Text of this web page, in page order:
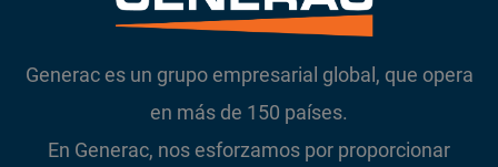
Generac es un grupo empresarial global, que opera
en más de 150 países.
En Generac, nos esforzamos por proporcionar